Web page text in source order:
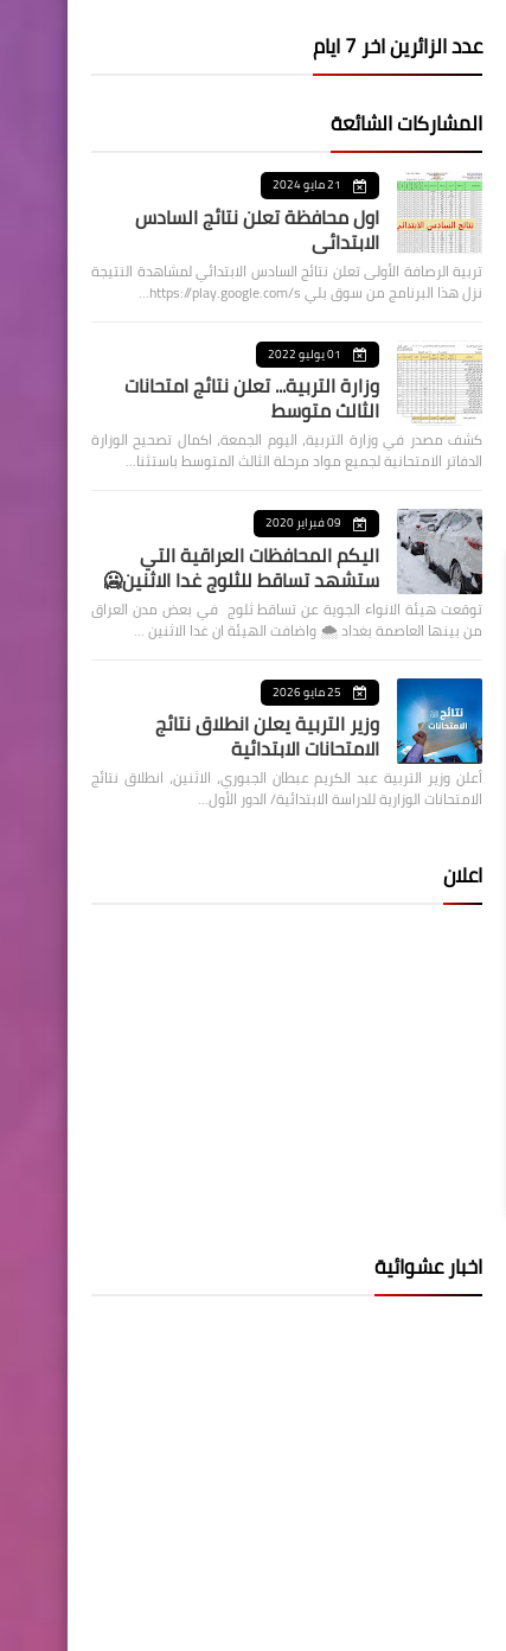
عدد الزائرين اخر 7 ايام
المشاركات الشائعة
21 مايو 2024
اول محافظة تعلن نتائج السادس
الابتدائي
تربية الرصافة الأولى تعلن نتائج السادس الابتدائي لمشاهدة النتيجة
نزل هذا البرنامج من سوق بلي https://play.google.com/s…
01 يوليو 2022
وزارة التربية... تعلن نتائج امتحانات
الثالث متوسط
كشف مصدر في وزارة التربية، اليوم الجمعة، اكمال تصحيح الوزارة
الدفاتر الامتحانية لجميع مواد مرحلة الثالث المتوسط باستثنا…
09 فبراير 2020
اليكم المحافظات العراقية التي
ستشهد تساقط للثلوج غدا الاثنين🥶
توقعت هيئة الانواء الجوية عن تساقط ثلوج في بعض مدن العراق
من بينها العاصمة بغداد ⁦🌨️⁩ واضافت الهيئة ان غدا الاثنين …
25 مايو 2026
وزير التربية يعلن انطلاق نتائج
الامتحانات الابتدائية
أعلن وزير التربية عبد الكريم عبطان الجبوري، الاثنين، انطلاق نتائج
الامتحانات الوزارية للدراسة الابتدائية/ الدور الأول…
اعلان
اخبار عشوائية